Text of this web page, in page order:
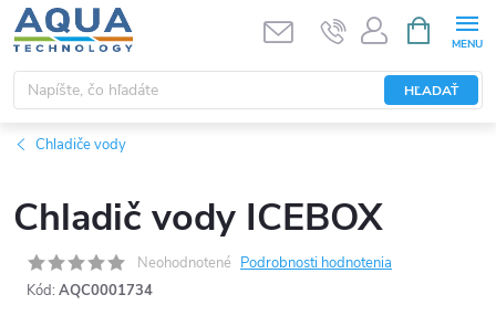
Prejsť
na
obsah
HĽADAŤ
KOŠÍK
Chladiče vody
Chladič vody ICEBOX
Neohodnotené Podrobnosti hodnotenia
Kód: AQC0001734